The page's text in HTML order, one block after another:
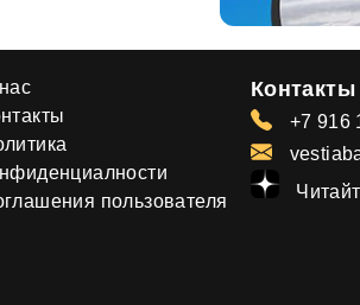
пользователя
Контакты
+7 916